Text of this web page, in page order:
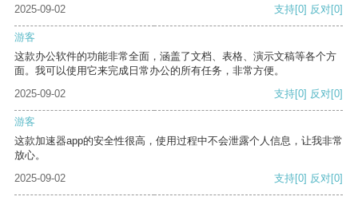
2025-09-02
支持[0] 反对[0]
游客
这款办公软件的功能非常全面，涵盖了文档、表格、演示文稿等各个方
面。我可以使用它来完成日常办公的所有任务，非常方便。
2025-09-02
支持[0] 反对[0]
游客
这款加速器app的安全性很高，使用过程中不会泄露个人信息，让我非常
放心。
2025-09-02
支持[0] 反对[0]